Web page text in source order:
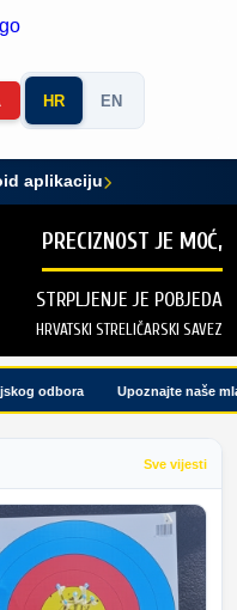
HR EN
aplikaciju
PRECIZNOST JE MOĆ,
STRPLJENJE JE POBJEDA
HRVATSKI STRELIČARSKI SAVEZ
odbora Upoznajte naše
Sve vijesti